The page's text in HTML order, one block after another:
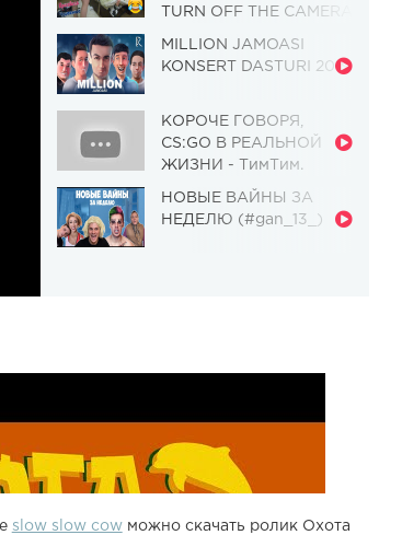
TURN OFF THE CAMERA
Чудовище] (Выпуск 110)
MILLION JAMOASI
KONSERT DASTURI 2019
КОРОЧЕ ГОВОРЯ,
CS:GO В РЕАЛЬНОЙ
ЖИЗНИ - ТимТим.
НОВЫЕ ВАЙНЫ ЗА
НЕДЕЛЮ (#gan_13_)
slow slow cowможно скачать ролик Охота